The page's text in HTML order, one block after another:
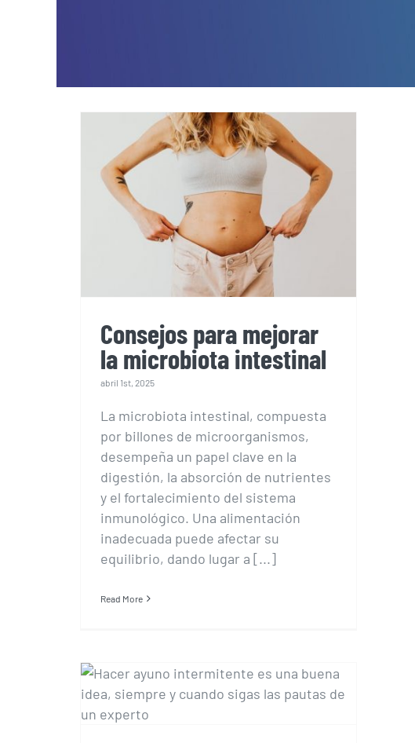
Consejos para mejorar
la microbiota intestinal
Consejos para mejorar
la microbiota intestinal
abril 1st, 2025
La microbiota intestinal, compuesta
por billones de microorganismos,
desempeña un papel clave en la
digestión, la absorción de nutrientes
y el fortalecimiento del sistema
inmunológico. Una alimentación
inadecuada puede afectar su
equilibrio, dando lugar a [...]
Read More
¿Es buena idea hacer
ayuno intermitente?